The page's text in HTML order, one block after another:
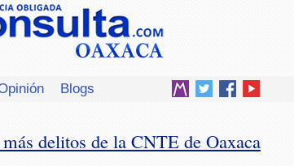
Blogs
delitos de la CNTE de Oaxaca